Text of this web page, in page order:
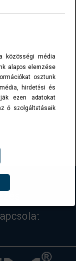
menüben
közösségi média
alapos elemzése
osztunk
hirdetési és
ezen adatokat
ő szolgáltatásaik